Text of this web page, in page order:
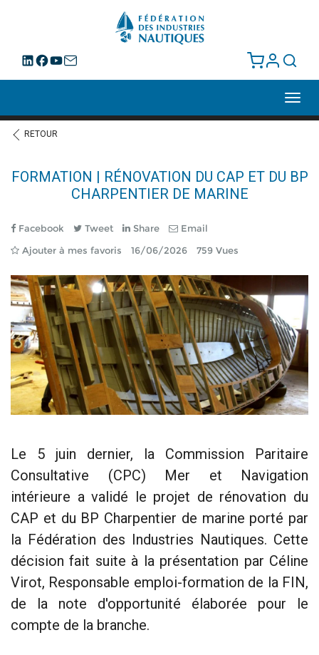
RETOUR
FORMATION | RÉNOVATION DU CAP ET DU BP
CHARPENTIER DE MARINE
Facebook Tweet Share
Email
Ajouter à mes favoris
16/06/2026 759 Vues
Le 5 juin dernier, la Commission Paritaire
Consultative (CPC) Mer et Navigation
intérieure a validé le projet de rénovation du
CAP et du BP Charpentier de marine porté par
la Fédération des Industries Nautiques. Cette
décision fait suite à la présentation par Céline
Virot, Responsable emploi-formation de la FIN,
de la note d'opportunité élaborée pour le
compte de la branche.